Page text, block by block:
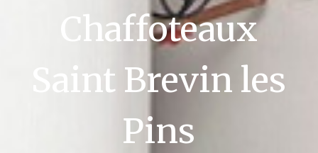
Chaffoteaux
Saint Brevin les
Pins